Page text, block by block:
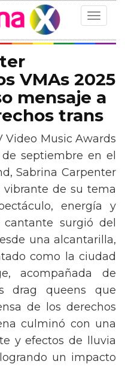
Toggle
VMAs 2025
mensaje a
trans
Video Music Awards
septiembre en el
Sabrina Carpenter
de su tema
energía y
cantante surgió del
una alcantarilla,
como la ciudad
acompañada de
drag queens que
de los derechos
culminó con una
y efectos de lluvia
un impacto